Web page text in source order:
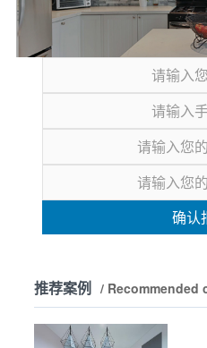
确认
推荐案例 / Recommended